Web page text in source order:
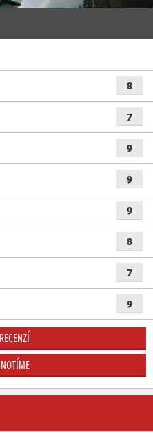
8
7
9
9
9
8
7
9